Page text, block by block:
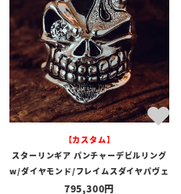
【カスタム】
スターリンギア パンチャーデビルリング
w/ダイヤモンド/フレイムスダイヤパヴェ
795,300